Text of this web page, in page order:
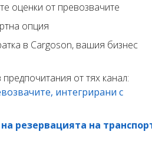
оценки от превозвачите
опция
в Cargoson, вашия бизнес
от тях канал:
интегрирани с
резервацията на